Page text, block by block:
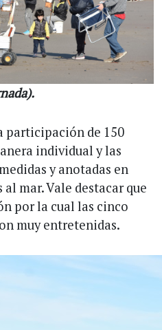
participación de 150
individual y las
y anotadas en
mar. Vale destacar que
por la cual las cinco
muy entretenidas.